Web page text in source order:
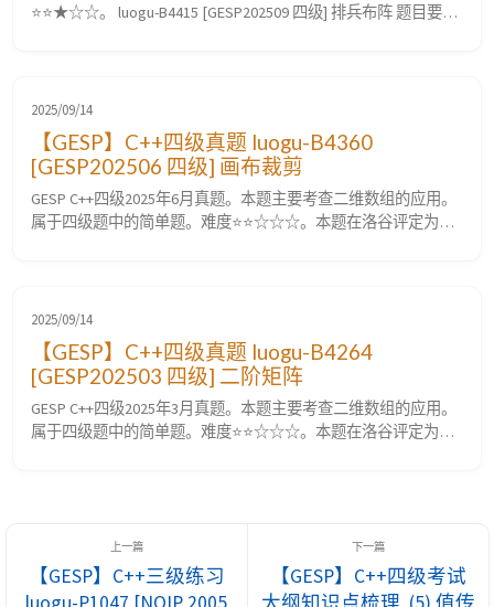
⭐⭐★☆☆。 luogu-B4415 [GESP202509 四级] 排兵布阵 题目要求
兵，这个矩形区域内不能包含不适合排兵的网格...
2025/09/14
【GESP】C++四级真题 luogu-B4360
[GESP202506 四级] 画布裁剪
GESP C++四级2025年6月真题。本题主要考查二维数组的应用。
属于四级题中的简单题。难度⭐⭐☆☆☆。本题在洛谷评定为入
具体来说，画布可以视为 $h$ ...
2025/09/14
【GESP】C++四级真题 luogu-B4264
[GESP202503 四级] 二阶矩阵
GESP C++四级2025年3月真题。本题主要考查二维数组的应用。
属于四级题中的简单题。难度⭐⭐☆☆☆。本题在洛谷评定为入
【GESP】C++三级练习
luogu-P1047 [NOIP 2005
【GESP】C++四级考试
大纲知识点梳理, (5) 值传